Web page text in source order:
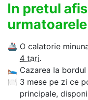
In pretul
urmatoarele
🚢 O calatorie
4 tari.
🛌 Cazarea la
🍽 3 mese pe zi ce
principale,